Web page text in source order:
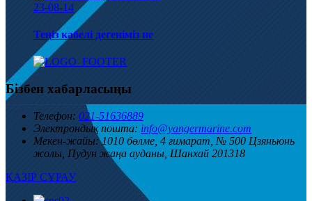
23-08-14
Теңіз кабелі дегеніміз не
Бізбен хабарласыңы
Телефон: 021-51636889
Электрондық пошта: info@yangermarine.com
Мекен-жайы: 1010 бөлме, 4 ғимарат, № 500 Цзяньюнь
жолы, Пудун жаңа ауданы, Шанхай 201318
ҚАЗІР СҰРАУ